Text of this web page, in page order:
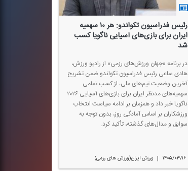
رئیس فدراسیون تكواندو: هر ۱۰ سهمیه
ایران برای بازی‌های آسیایی ناگویا كسب
شد
در برنامه «جهان ورزش‌های رزمی» از رادیو ورزش،
هادی ساعی رئیس فدراسیون تكواندو ضمن تشریح
آخرین وضعیت تیم‌های ملی، از كسب تمامی
سهمیه‌های مدنظر ایران برای بازی‌های آسیایی ۲۰۲۶
ناگویا خبر داد و همزمان بر ادامه سیاست انتخاب
ورزشكاران بر اساس آمادگی روز، بدون توجه به
سوابق و مدال‌های گذشته، تأكید كرد.
۱۴۰۵/۰۳/۱۶ | ورزش ایران(ورزش های رزمی)